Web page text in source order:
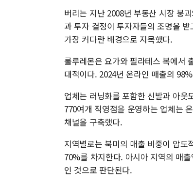
버리는 지난 2008년 부동산 시장 붕
과 투자 결정이 투자자들의 조명을
가장 커다란 배경으로 지목했다.
룰루레몬은 요가와 필라테스 복에서
대적이다. 2024년 온라인 매출의
업체는 러닝화를 포함한 신발과 아
770여개 직영점을 운영하는 업체는
채널을 구축했다.
지역별로는 북미의 매출 비중이 압
70%를 차지한다. 아시아 지역의 매
인 것으로 판단된다.